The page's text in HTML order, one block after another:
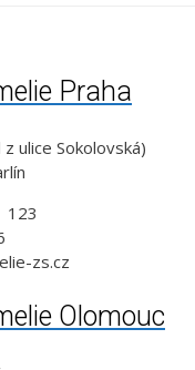
Praha
ulice Sokolovská)
123
zs.cz
Olomouc